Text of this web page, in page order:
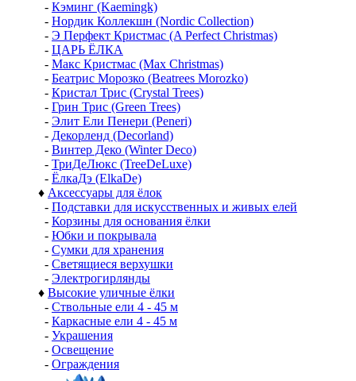
- Кэминг (Kaemingk)
- Нордик Коллекшн (Nordic Collection)
- Э Перфект Кристмас (A Perfect Christmas)
- ЦАРЬ ЁЛКА
- Макс Кристмас (Max Christmas)
- Беатрис Морозко (Beatrees Morozko)
- Кристал Трис (Crystal Trees)
- Грин Трис (Green Trees)
- Элит Ели Пенери (Peneri)
- Декорленд (Decorland)
- Винтер Деко (Winter Deco)
- ТриДеЛюкс (TreeDeLuxe)
- ЁлкаДэ (ElkaDe)
♦ Аксессуары для ёлок
- Подставки для искусственных и живых елей
- Корзины для основания ёлки
- Юбки и покрывала
- Сумки для хранения
- Светящиеся верхушки
- Электрогирлянды
♦ Высокие уличные ёлки
- Ствольные ели 4 - 45 м
- Каркасные ели 4 - 45 м
- Украшения
- Освещение
- Ограждения